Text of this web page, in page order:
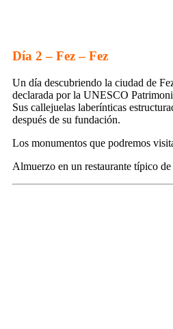
Día 2 – Fez – Fez
Un día descubriendo la ciudad de
declarada por la UNESCO
Sus callejuelas laberínticas
después de su fundación.
Los monumentos que podremos
Almuerzo en un restaurante típico